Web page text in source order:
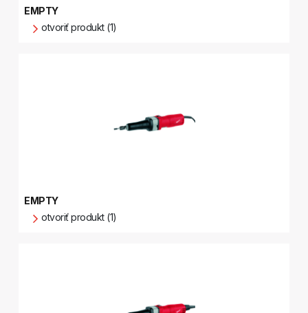
EMPTY
otvoriť produkt (1)
EMPTY
otvoriť produkt (1)